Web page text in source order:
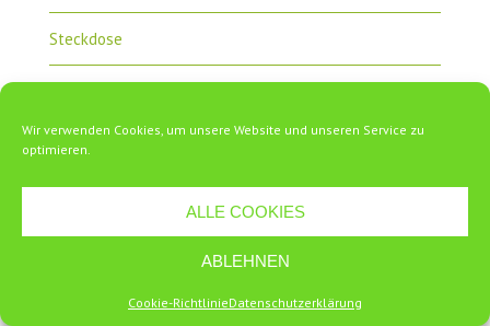
Wir verwenden Cookies, um unsere Website und unseren Service zu
optimieren.
ALLE COOKIES
ABLEHNEN
Cookie-RichtlinieDatenschutzerklärung
Steckdose
Uncategorized